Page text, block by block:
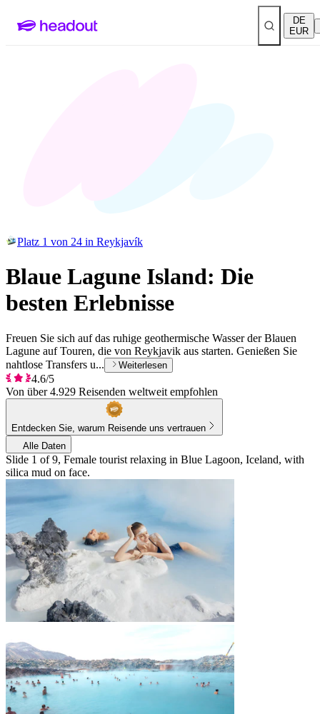
DE
EUR
Platz 1 von 24 in Reykjavík
Blaue Lagune Island: Die
besten Erlebnisse
Freuen Sie sich auf das ruhige geothermische Wasser der Blauen
Lagune auf Touren, die von Reykjavik aus starten. Genießen Sie
nahtlose Transfers u...
Weiterlesen
4.6/5
Von über 4.929 Reisenden weltweit empfohlen
Entdecken Sie, warum Reisende uns vertrauen
Alle Daten
Slide 1 of 9, Female tourist relaxing in Blue Lagoon, Iceland, with
silica mud on face.